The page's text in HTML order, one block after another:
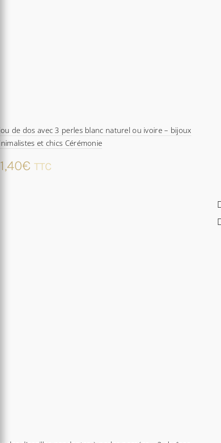
de dos avec 3 perles blanc naturel ou ivoire – bijoux
et chics Cérémonie
€ TTC